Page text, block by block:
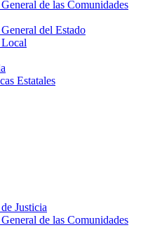
de las Comunidades
del Estado
Estatales
Justicia
de las Comunidades